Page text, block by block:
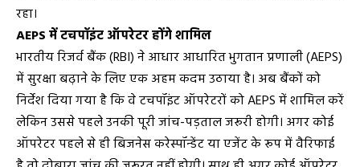
रहा।
AEPS में टचपॉइंट ऑपरेटर होंगे शामिल
भारतीय रिजर्व बैंक (RBI) ने आधार आधारित भुगतान प्रणाली (AEPS)
में सुरक्षा बढ़ाने के लिए एक अहम कदम उठाया है। अब बैंकों को
निर्देश दिया गया है कि वे टचपॉइंट ऑपरेटरों को AEPS में शामिल करें
लेकिन उससे पहले उनकी पूरी जांच-पड़ताल जरूरी होगी। अगर कोई
ऑपरेटर पहले से ही बिजनेस करेस्पॉन्डेंट या एजेंट के रूप में वैरिफाई